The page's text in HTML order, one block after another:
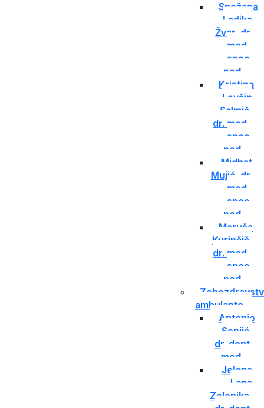
Snežana
Ladika
Žvar, dr.
med.,
spec.
ped.
Kristina
Lovšin
Salmič,
dr. med.,
spec.
ped.
Midhat
Mujić, dr.
med.,
spec.
ped.
Maruša
Kurinčič,
dr. med.,
spec.
ped.
ambulante
Antonio
Senjić,
dr. dent.
med.
Jelena
Lana
Zelenika,